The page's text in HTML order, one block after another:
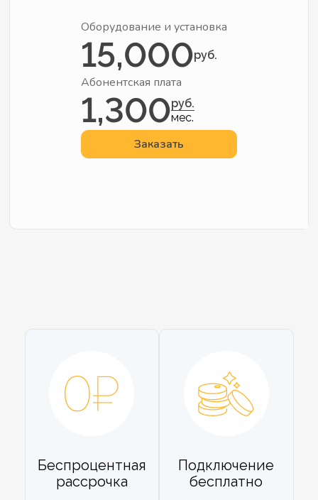
Оборудование и установка
15,000руб.
Абонентская плата
1,300руб.
мес.
Заказать
Беспроцентная
рассрочка
Подключение
бесплатно